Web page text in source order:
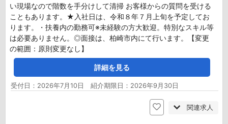
い現場なので階数を手分けして清掃 お客様からの質問を受ける
こともあります。★入社日は、令和８年７月上旬を予定してお
ります。・扶養内の勤務可※未経験の方大歓迎。特別なスキル等
は必要ありません。◎面接は、柏崎市内にて行います。【変更
の範囲：原則変更なし】
詳細を見る
受付日：2026年7月10日 紹介期限日：2026年9月30日
関連求人